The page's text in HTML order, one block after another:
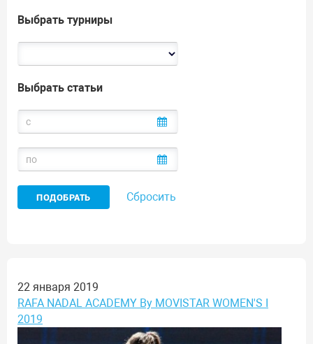
Выбрать турниры
Выбрать статьи
Сбросить
22 января 2019
RAFA NADAL ACADEMY By MOVISTAR WOMEN'S I
2019